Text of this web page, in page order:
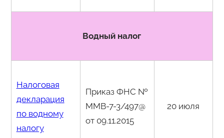
Водный налог
Налоговая
декларация
по водному
налогу
Приказ ФНС №
ММВ-7-3/497@
от 09.11.2015
20 июля